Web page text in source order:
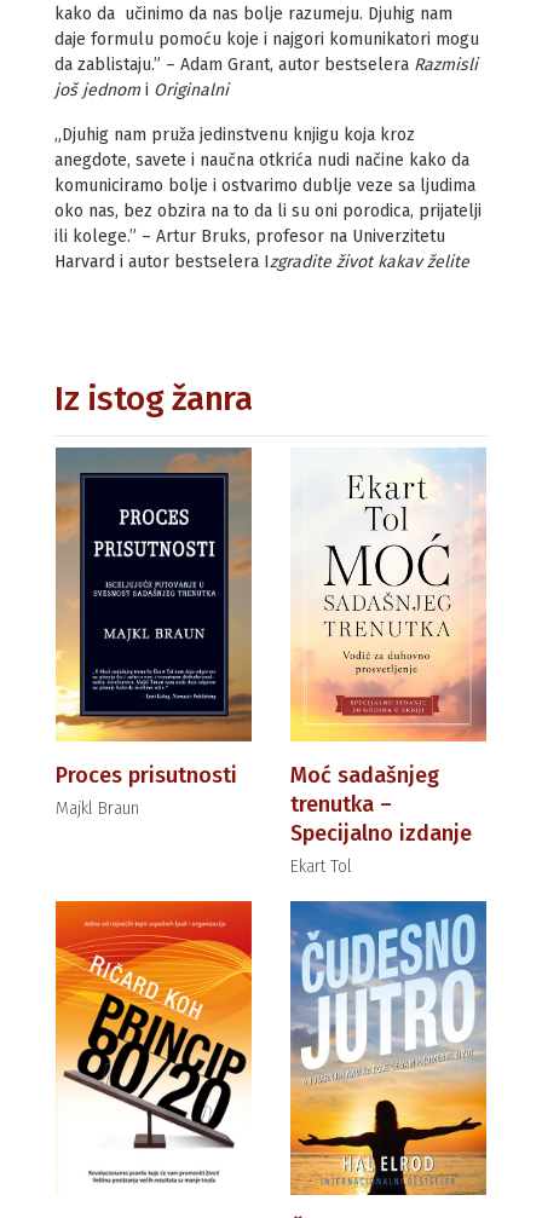
kako da učinimo da nas bolje razumeju. Djuhig nam
daje formulu pomoću koje i najgori komunikatori mogu
da zablistaju.” – Adam Grant, autor bestselera Razmisli
još jednom i Originalni
„Djuhig nam pruža jedinstvenu knjigu koja kroz
anegdote, savete i naučna otkrića nudi načine kako da
komuniciramo bolje i ostvarimo dublje veze sa ljudima
oko nas, bez obzira na to da li su oni porodica, prijatelji
ili kolege.” – Artur Bruks, profesor na Univerzitetu
Harvard i autor bestselera Izgradite život kakav želite
Iz istog žanra
Proces prisutnosti
Majkl Braun
Moć sadašnjeg
trenutka –
Specijalno izdanje
Ekart Tol